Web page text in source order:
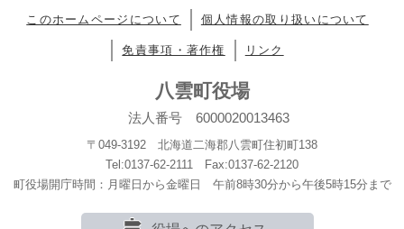
このホームページについて 個人情報の取り扱いについて
免責事項・著作権 リンク
八雲町役場
法人番号 6000020013463
〒049-3192 北海道二海郡八雲町住初町138
Tel:0137-62-2111 Fax:0137-62-2120
町役場開庁時間：月曜日から金曜日 午前8時30分から午後5時15分まで